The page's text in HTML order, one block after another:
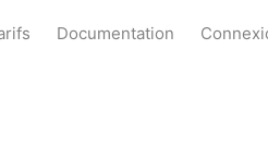
Documentation